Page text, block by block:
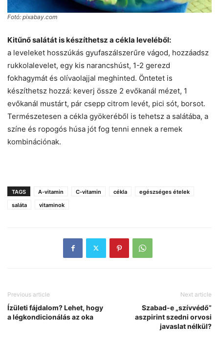
Fotó: pixabay.com
Kitűnő salátát is készíthetsz a cékla leveléből:
a leveleket hosszúkás gyufaszálszerűre vágod, hozzáadsz
rukkolalevelet, egy kis narancshúst, 1-2 gerezd
fokhagymát és olívaolajjal meghinted. Öntetet is
készíthetsz hozzá: keverj össze 2 evőkanál mézet, 1
evőkanál mustárt, pár csepp citrom levét, pici sót, borsot.
Természetesen a cékla gyökeréből is tehetsz a salátába, a
színe és ropogós húsa jót fog tenni ennek a remek
kombinációnak.
TAGS A-vitamin C-vitamin cékla
egészséges ételek
saláta
vitaminok
Previous article
Ízületi fájdalom? Lehet, hogy
a légkondicionálás az oka
Next article
Szabad-e „szívvédő”
aszpirint szedni orvosi
javaslat nélkül?